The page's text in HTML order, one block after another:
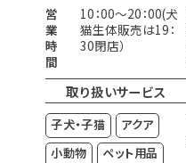
営
業
時
間
10：00～20：00(犬
猫生体販売は19：
30閉店）
取り扱いサービス
子犬・子猫
アクア
小動物
ペット用品